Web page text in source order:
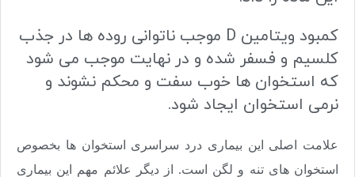
کمبود ویتامین D ​موجب ناتوانی روده ها در جذب
کلسیم و فسفر شده و در نهایت موجب می شود
که استخوان ها خوب سفت و محکم نشوند و
نرمی استخوان ایجاد شود.
علامت اصلی این بیماری درد سراسری استخوان ها بخصوص
استخوان های تنه و لگن است. از دیگر علائم مهم این بیماری